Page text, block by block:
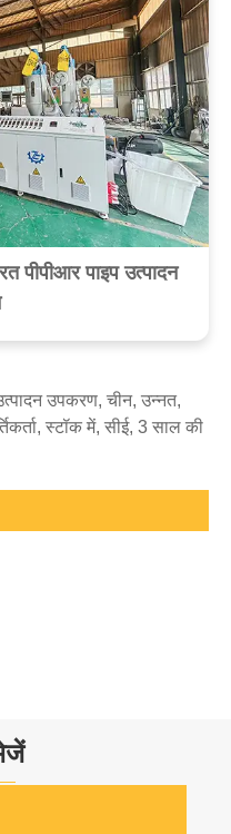
पीपीआर पाइप उत्पादन
उपकरण, चीन, उन्नत,
स्टॉक में, सीई, 3 साल की